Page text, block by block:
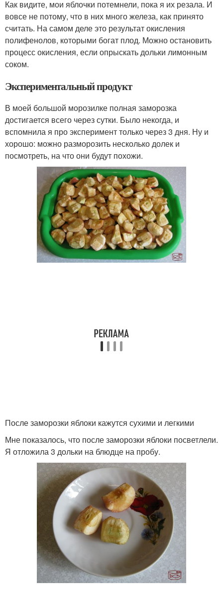
Как видите, мои яблочки потемнели, пока я их резала. И
вовсе не потому, что в них много железа, как принято
считать. На самом деле это результат окисления
полифенолов, которыми богат плод. Можно остановить
процесс окисления, если опрыскать дольки лимонным
соком.
Экспериментальный продукт
В моей большой морозилке полная заморозка
достигается всего через сутки. Было некогда, и
вспомнила я про эксперимент только через 3 дня. Ну и
хорошо: можно разморозить несколько долек и
посмотреть, на что они будут похожи.
После заморозки яблоки кажутся сухими и легкими
Мне показалось, что после заморозки яблоки посветлели.
Я отложила 3 дольки на блюдце на пробу.